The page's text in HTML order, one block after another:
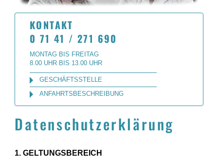
KONTAKT
0 71 41 / 271 690
MONTAG BIS FREITAG
8.00 UHR BIS 13.00 UHR
GESCHÄFTSSTELLE
ANFAHRTSBESCHREIBUNG
Datenschutzerklärung
1. GELTUNGSBEREICH